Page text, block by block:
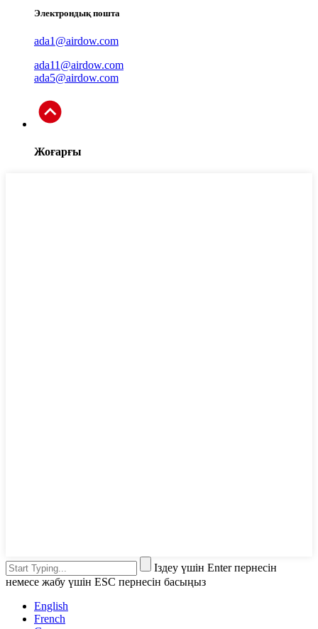
Электрондық пошта
ada1@airdow.com
ada11@airdow.com
ada5@airdow.com
Жоғарғы
Іздеу үшін Enter пернесін
немесе жабу үшін ESC пернесін басыңыз
English
French